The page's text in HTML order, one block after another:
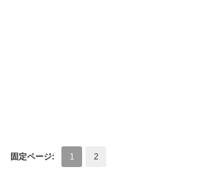
固定ページ: 1 2